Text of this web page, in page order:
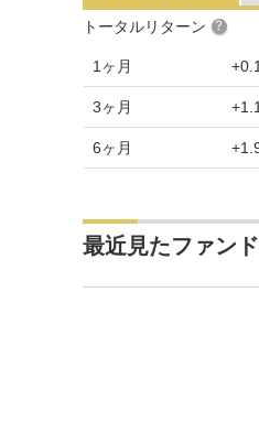
トータルリターン
1ヶ月
3ヶ月
6ヶ月
最近見たファンド